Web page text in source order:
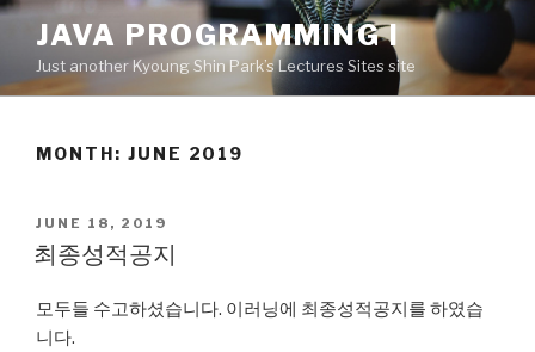
Skip
content
JAVA PROGRAMMING I
Just another Kyoung Shin Park’s Lectures Sites site
MONTH: JUNE 2019
POSTED
ON
JUNE 18, 2019
최종성적공지
모두들 수고하셨습니다. 이러닝에 최종성적공지를 하였습
니다.